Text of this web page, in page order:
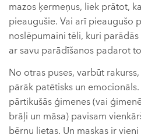
mazos ķermeņus, liek prātot,
pieaugušie. Vai arī pieaugušo
noslēpumaini tēli, kuri
ar savu parādīšanos padarot
No otras puses, varbūt
pārāk patētisks un
pārtikušās ģimenes (vai
brāļi un māsa) pavisam
bērnu lietas. Un maskas ir